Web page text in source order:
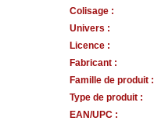
Colisage :
Univers :
Licence :
Fabricant :
Famille de produit :
Type de produit :
EAN/UPC :